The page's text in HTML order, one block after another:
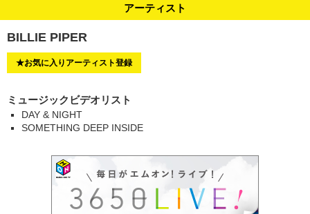
アーティスト
BILLIE PIPER
★お気に入りアーティスト登録
ミュージックビデオリスト
DAY & NIGHT
SOMETHING DEEP INSIDE